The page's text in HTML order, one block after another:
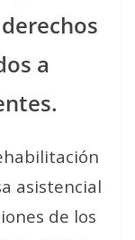
a
asistencial
de los